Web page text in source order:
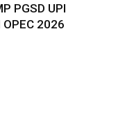
PGSD UPI
2026